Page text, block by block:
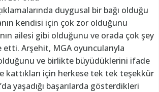
duygusal bir bağı olduğu
kendisi için çok zor olduğunu
ailesi gibi olduğunu ve orada çok şey
Arşehit, MGA oyuncularıyla
ve birlikte büyüdüklerini ifade
kattıkları için herkese tek tek teşekkür
yaşadığı başarılarda gösterdikleri